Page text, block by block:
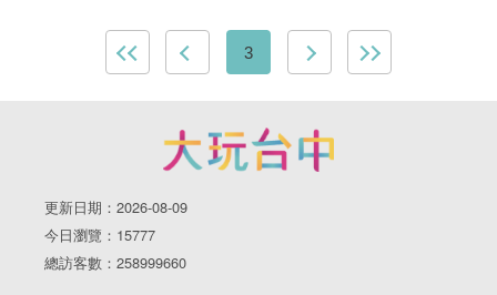
3
更新日期：2026-08-09
今日瀏覽：15777
總訪客數：258999660